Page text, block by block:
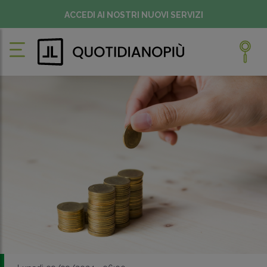
ACCEDI AI NOSTRI NUOVI SERVIZI